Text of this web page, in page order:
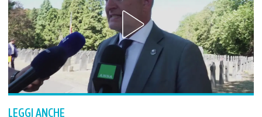
LEGGI ANCHE